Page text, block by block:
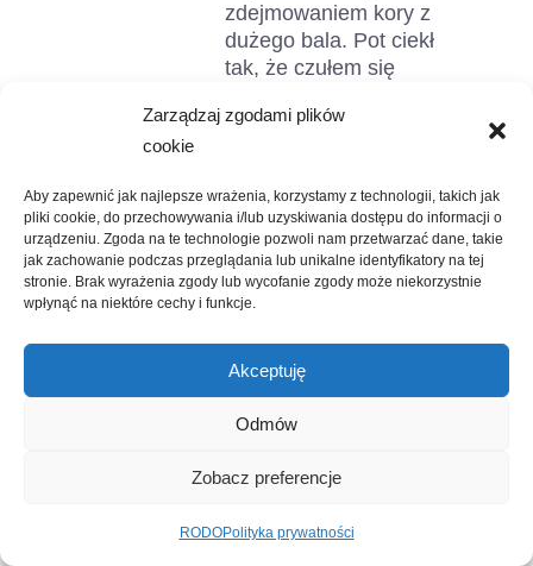
Zarządzaj zgodami plików
cookie
Aby zapewnić jak najlepsze wrażenia, korzystamy z technologii, takich jak
pliki cookie, do przechowywania i/lub uzyskiwania dostępu do informacji o
urządzeniu. Zgoda na te technologie pozwoli nam przetwarzać dane, takie
jak zachowanie podczas przeglądania lub unikalne identyfikatory na tej
stronie. Brak wyrażenia zgody lub wycofanie zgody może niekorzystnie
wpłynąć na niektóre cechy i funkcje.
Akceptuję
Odmów
Zobacz preferencje
RODOPolityka prywatności
zdejmowaniem kory z
dużego bala. Pot ciekł
tak, że czułem się
ze dwie godziny w
celu było niesamowite.
Masz zadanie, wiesz
co trzeba zrobić i
widzisz efekty – o to
właśnie chodzi!
Szkoda, że tak często
działamy kompletnie
bezproduktywnie,
jakoś tak bezcelowo.
wszystko ma jakiś cel.
szybciej